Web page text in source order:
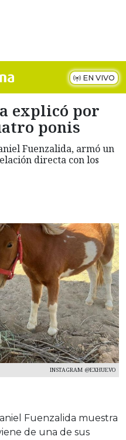
EN VIVO
explicó por
ponis
Fuenzalida, armó un
directa con los
INSTAGRAM @EXHUEVO
Fuenzalida muestra
de una de sus